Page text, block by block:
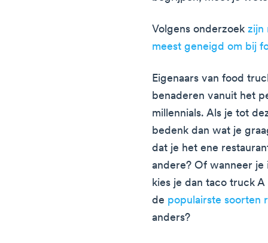
Volgens onderzoekzijn
meest geneigd om bij
Eigenaars van food
benaderen vanuit het
millennials. Als je tot
bedenk dan wat je
dat je het ene
andere? Of wanneer
kies je dan taco truck
de populairste soorten
anders?